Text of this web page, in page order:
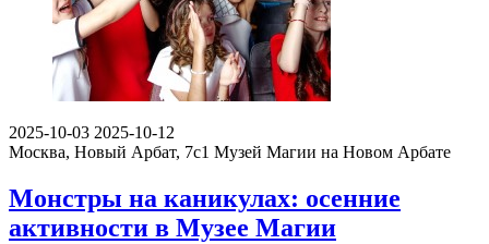
2025-10-03 2025-10-12
Москва, Новый Арбат, 7с1 Музей Магии на Новом Арбате
Монстры на каникулах: осенние
активности в Музее Магии